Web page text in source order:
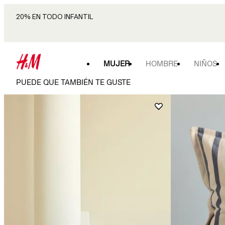
20% EN TODO INFANTIL
MUJER HOMBRE NIÑOS
PUEDE QUE TAMBIÉN TE GUSTE